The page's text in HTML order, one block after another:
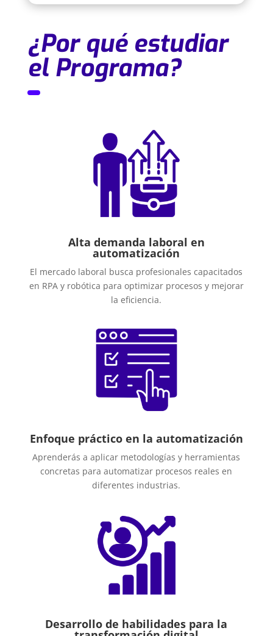
¿Por qué estudiar
el Programa?
Alta demanda laboral en
automatización
El mercado laboral busca profesionales capacitados
en RPA y robótica para optimizar procesos y mejorar
la eficiencia.
Enfoque práctico en la automatización
Aprenderás a aplicar metodologías y herramientas
concretas para automatizar procesos reales en
diferentes industrias.
Desarrollo de habilidades para la